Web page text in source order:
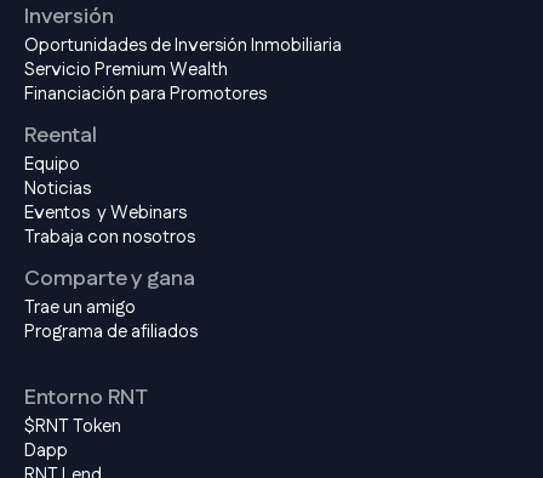
Inversión
Oportunidades de Inversión Inmobiliaria
Servicio Premium Wealth
Financiación para Promotores
Reental
Equipo
Noticias
Eventos y Webinars
Trabaja con nosotros
Comparte y gana
Trae un amigo
Programa de afiliados
Entorno RNT
$RNT Token
Dapp